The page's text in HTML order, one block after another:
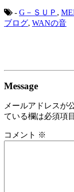
- G－ＳＵＰ ,
ブログ, WANの音
Message
メールアドレスが
ている欄は必須項
コメント ※